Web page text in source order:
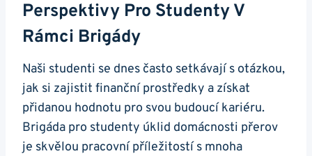
Perspektivy Pro Studenty V
Rámci Brigády
Naši studenti se dnes často setkávají s otázkou,
jak si zajistit finanční prostředky a získat
přidanou hodnotu pro svou budoucí kariéru.
Brigáda pro studenty úklid domácnosti přerov
je skvělou pracovní příležitostí s mnoha